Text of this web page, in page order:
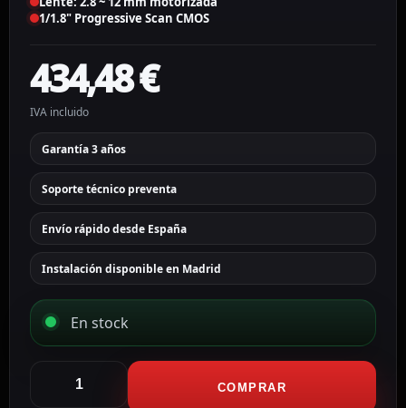
1/1.8" Progressive Scan CMOS
434,48€
IVA incluido
Garantía 3 años
Soporte técnico preventa
Envío rápido desde España
Instalación disponible en Madrid
En stock
Cámara
COMPRAR